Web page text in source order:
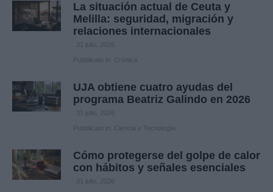
La situación actual de Ceuta y
Melilla: seguridad, migración y
relaciones internacionales
31 julio, 2026
Pubblicato in: Crónica
UJA obtiene cuatro ayudas del
programa Beatriz Galindo en 2026
31 julio, 2026
Pubblicato in: Ciencia y Tecnología
Cómo protegerse del golpe de calor
con hábitos y señales esenciales
31 julio, 2026